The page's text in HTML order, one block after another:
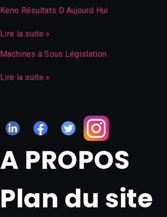
Keno Résultats D Aujourd Hui
Lire la suite »
Machines à Sous Législation
Lire la suite »
A PROPOS
Plan du site